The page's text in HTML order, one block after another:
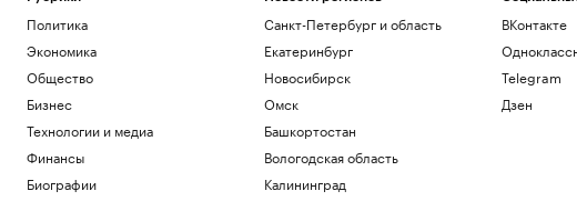
Политика
Экономика
Общество
Бизнес
Технологии и медиа
Финансы
Биографии
Санкт-Петербург и область
Екатеринбург
Новосибирск
Омск
Башкортостан
Вологодская область
Калининград
ВКонтакте
Telegram
Дзен